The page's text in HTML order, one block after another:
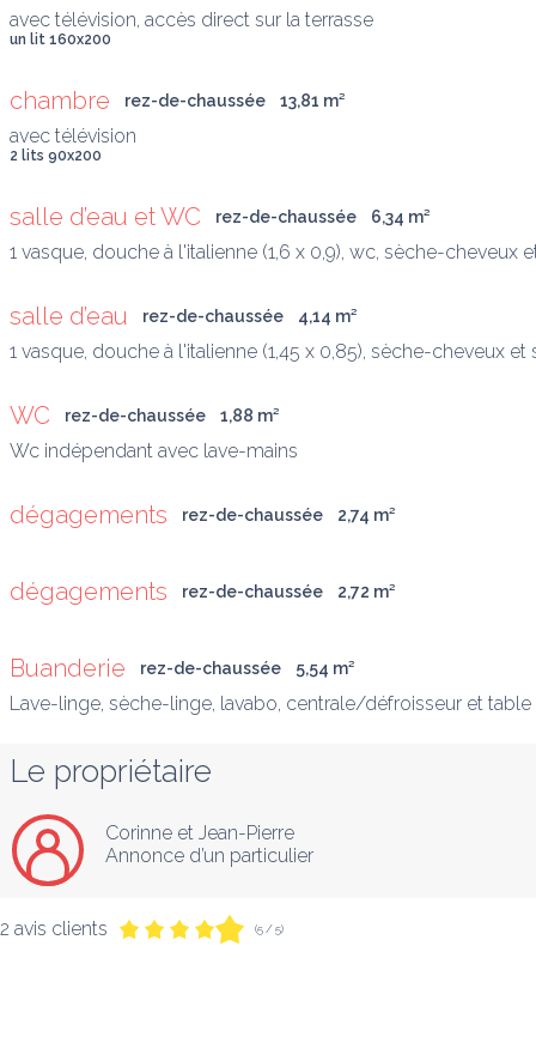
avec télévision, accès direct sur la terrasse
un lit 160x200
chambre rez-de-chaussée 13,81 m²
avec télévision
2 lits 90x200
salle d’eau et WC rez-de-chaussée 6,34 m²
1 vasque, douche à l'italienne (1,6 x 0,9), wc, sèche-cheveux
salle d’eau rez-de-chaussée 4,14 m²
1 vasque, douche à l'italienne (1,45 x 0,85), sèche-cheveux
WC rez-de-chaussée 1,88 m²
Wc indépendant avec lave-mains
dégagements rez-de-chaussée 2,74 m²
dégagements rez-de-chaussée 2,72 m²
Buanderie rez-de-chaussée 5,54 m²
Lave-linge, sèche-linge, lavabo, centrale/défroisseur et table
Le propriétaire
Corinne et Jean-Pierre
Annonce d’un particulier
2 avis clients (5 / 5)